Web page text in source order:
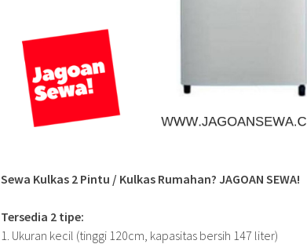
Sewa Kulkas 2 Pintu / Kulkas Rumahan? JAGOAN SEWA!
Tersedia 2 tipe:
1. Ukuran kecil (tinggi 120cm, kapasitas bersih 147 liter)